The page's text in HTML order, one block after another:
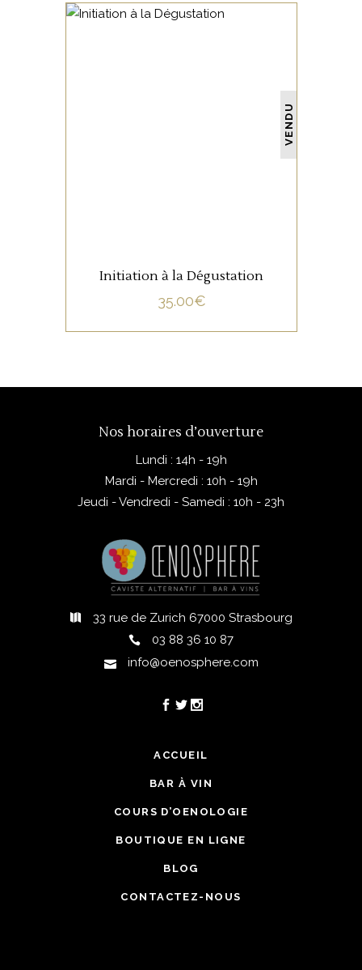
VENDU
Initiation à la Dégustation
35.00€
Nos horaires d’ouverture
Lundi : 14h - 19h
Mardi - Mercredi : 10h - 19h
Jeudi - Vendredi - Samedi : 10h - 23h
33 rue de Zurich 67000 Strasbourg
03 88 36 10 87
info@oenosphere.com
ACCUEIL
BAR À VIN
COURS D’OENOLOGIE
BOUTIQUE EN LIGNE
BLOG
CONTACTEZ-NOUS